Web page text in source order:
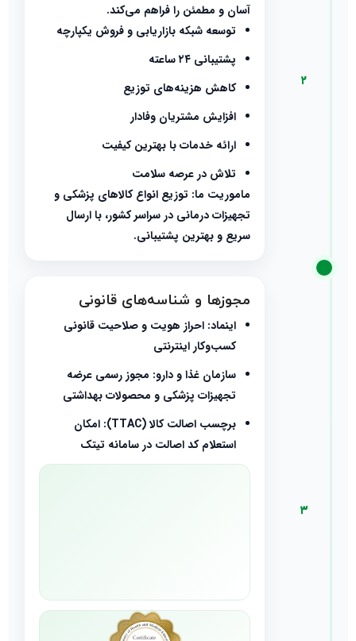
۲
آسان و مطمئن را فراهم می‌کند.
توسعه شبکه بازاریابی و فروش یکپارچه
پشتیبانی ۲۴ ساعته
کاهش هزینه‌های توزیع
افزایش مشتریان وفادار
ارائه خدمات با بهترین کیفیت
تلاش در عرصه سلامت
ماموریت ما: توزیع انواع کالاهای پزشکی و
تجهیزات درمانی در سراسر کشور، با ارسال
سریع و بهترین پشتیبانی.
۳
مجوزها و شناسه‌های قانونی
اینماد: احراز هویت و صلاحیت قانونی
کسب‌وکار اینترنتی
سازمان غذا و دارو: مجوز رسمی عرضه
تجهیزات پزشکی و محصولات بهداشتی
برچسب اصالت کالا (TTAC): امکان
استعلام کد اصالت در سامانه تیتک